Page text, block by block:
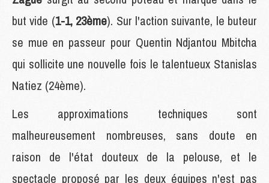
but vide (1-1, 23ème). Sur l'action suivante, le buteur
se mue en passeur pour Quentin Ndjantou Mbitcha
qui sollicite une nouvelle fois le talentueux Stanislas
Natiez (24ème).
Les approximations techniques sont
malheureusement nombreuses, sans doute en
raison de l'état douteux de la pelouse, et le
spectacle proposé par les deux équipes n'est pas